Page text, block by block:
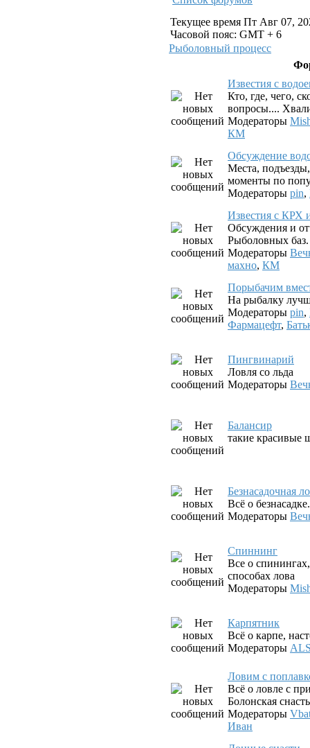
Текущее время Пт Авг 07,
Часовой пояс: GMT + 6
Рыболовный процесс
Известия с
Кто, где, чего,
вопросы....
Модераторы
КМ
Обсуждение
Места,
моменты по
Модераторы pin,
Известия с КРХ
Обсуждения и
Рыболовных баз.
Модераторы
махно, КМ
Порыбачим
На рыбалку
Модераторы pin,
Фармацефт,
Пингвинарий
Ловля со льда
Модераторы
Балансир
такие красивые
Безнасадочная
Всё о
Модераторы
Спиннинг
Все о
способах лова
Модераторы
Карпятник
Всё о карпе,
Модераторы
Ловим с
Всё о ловле с
Болонская
Модераторы
Иван